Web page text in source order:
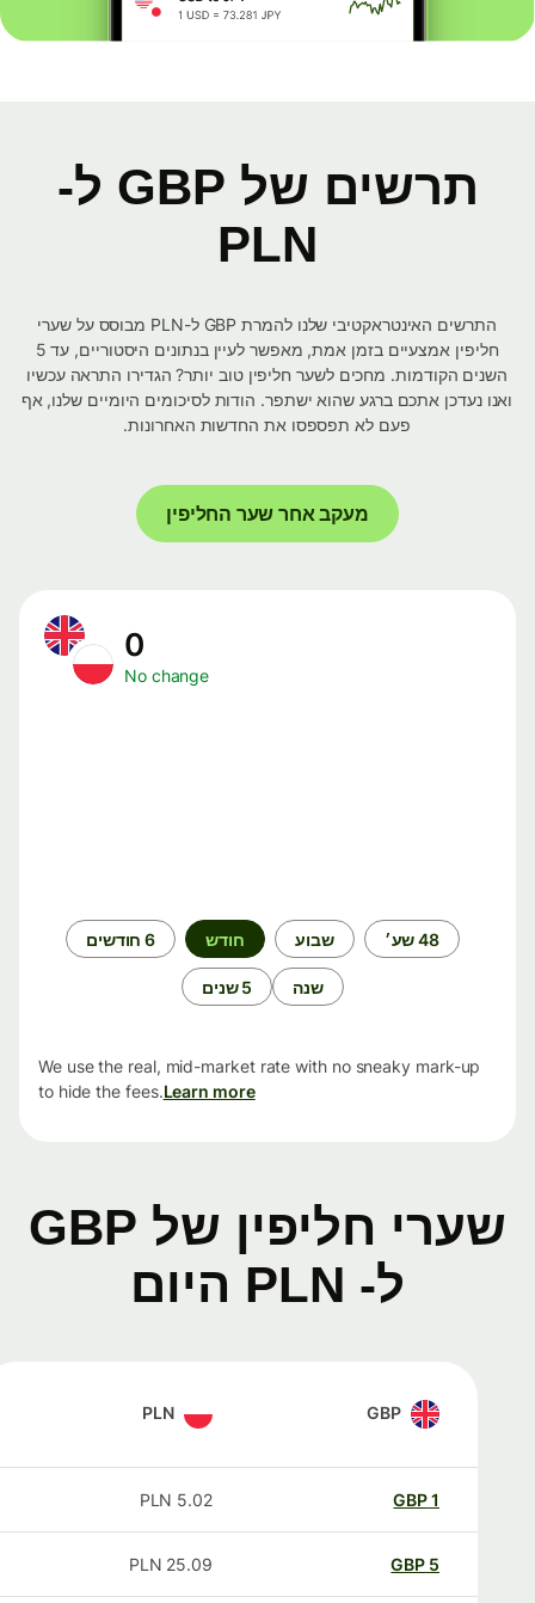
תרשים של GBP ל-
PLN
התרשים האינטראקטיבי שלנו להמרת GBP ל-PLN מבוסס על שערי
חליפין אמצעיים בזמן אמת, מאפשר לעיין בנתונים היסטוריים, עד 5
השנים הקודמות. מחכים לשער חליפין טוב יותר? הגדירו התראה עכשיו
ואנו נעדכן אתכם ברגע שהוא ישתפר. הודות לסיכומים היומיים שלנו, אף
פעם לא תפספסו את החדשות האחרונות.
מעקב אחר שער החליפין
No change
48 שע׳ שבוע חודש 6 חודשים
שנה 5 שנים
We use the real, mid-market rate with no sneaky mark-up
to hide the fees.Learn more
שערי חליפין של GBP
ל- PLN היום
GBP
PLN
GBP
5.02
PLN
GBP
25.09
PLN